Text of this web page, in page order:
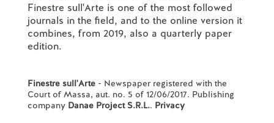
Finestre sull'Arte is one of the most followed
journals in the field, and to the online version it
combines, from 2019, also a quarterly paper
edition.
Finestre sull'Arte- Newspaper registered with the
Court of Massa, aut. no. 5 of 12/06/2017. Publishing
company Danae Project S.R.L.. Privacy